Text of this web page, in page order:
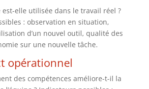
est-elle utilisée dans le travail réel ?
: observation en situation,
d’un nouvel outil, qualité des
sur une nouvelle tâche.
opérationnel
des compétences améliore-t-il la